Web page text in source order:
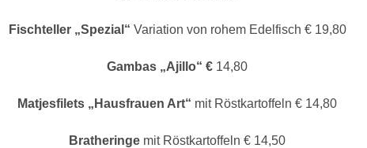
Fischteller „Spezial“ Variation von rohem Edelfisch € 19,80
Gambas „Ajillo“ € 14,80
Matjesfilets „Hausfrauen Art“ mit Röstkartoffeln € 14,80
Bratheringe mit Röstkartoffeln € 14,50